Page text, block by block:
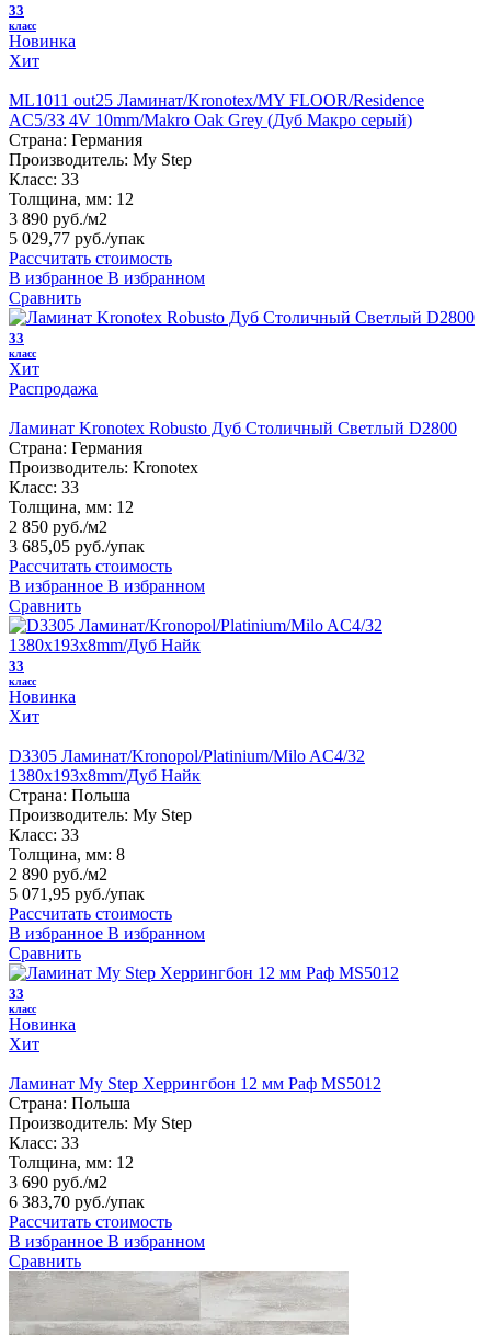
33
класс
Новинка
Хит
ML1011 out25 Ламинат/Kronotex/MY FLOOR/Residence
AC5/33 4V 10mm/Makro Oak Grey (Дуб Макро серый)
Страна: Германия
Производитель: My Step
Класс: 33
Толщина, мм: 12
3 890 руб./м2
5 029,77 руб./упак
Рассчитать стоимость
В избранное В избранном
Сравнить
33
класс
Хит
Распродажа
Ламинат Kronotex Robusto Дуб Столичный Светлый D2800
Страна: Германия
Производитель: Kronotex
Класс: 33
Толщина, мм: 12
2 850 руб./м2
3 685,05 руб./упак
Рассчитать стоимость
В избранное В избранном
Сравнить
33
класс
Новинка
Хит
D3305 Ламинат/Kronopol/Platinium/Milo AC4/32
1380х193х8mm/Дуб Найк
Страна: Польша
Производитель: My Step
Класс: 33
Толщина, мм: 8
2 890 руб./м2
5 071,95 руб./упак
Рассчитать стоимость
В избранное В избранном
Сравнить
33
класс
Новинка
Хит
Ламинат My Step Херрингбон 12 мм Раф MS5012
Страна: Польша
Производитель: My Step
Класс: 33
Толщина, мм: 12
3 690 руб./м2
6 383,70 руб./упак
Рассчитать стоимость
В избранное В избранном
Сравнить